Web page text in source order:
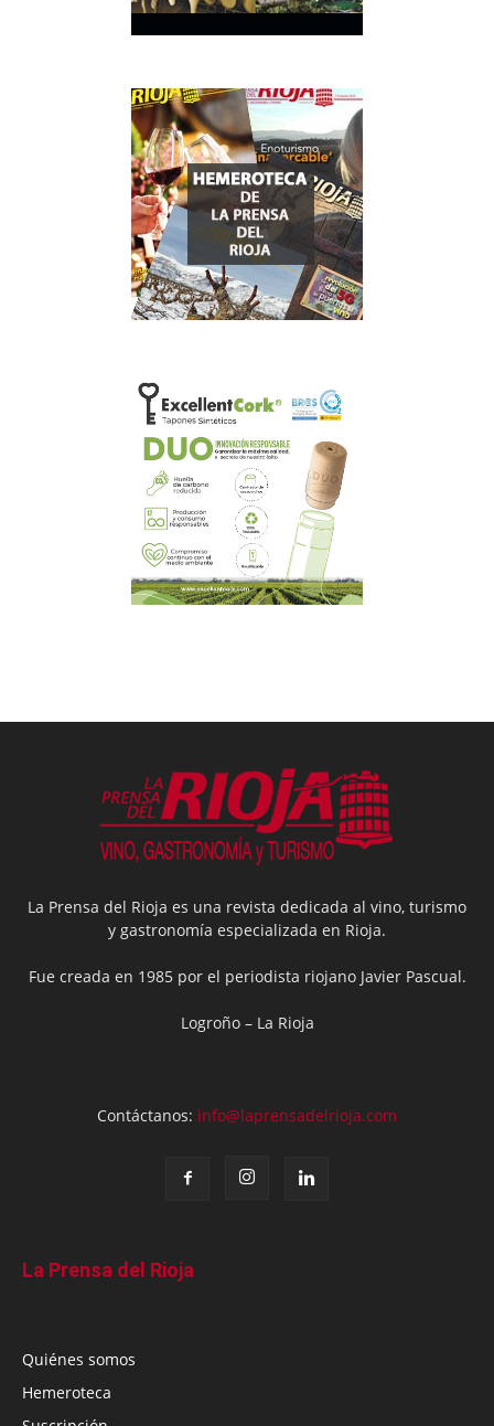
La Prensa del Rioja es una revista dedicada al vino, turismo
y gastronomía especializada en Rioja.
Fue creada en 1985 por el periodista riojano Javier Pascual.
Logroño – La Rioja
Contáctanos: info@laprensadelrioja.com
La Prensa del Rioja
Quiénes somos
Hemeroteca